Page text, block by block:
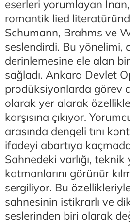
eserleri yorumlayan
romantik lied
Schumann, Brahms ve
seslendirdi. Bu yönelimi,
derinlemesine ele alan
sağladı. Ankara Devlet
prodüksiyonlarda görev
olarak yer alarak
karşısına çıkıyor.
arasında dengeli tını
ifadeyi abartıya
Sahnedeki varlığı,
katmanlarını görünür
sergiliyor. Bu
sahnesinin istikrarlı ve
seslerinden biri olarak